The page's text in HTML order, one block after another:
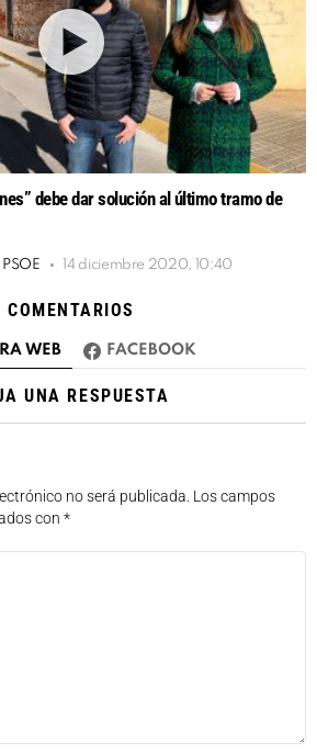
debe dar solución al último tramo de
14 diciembre 2020, 10:40
COMENTARIOS
WEB FACEBOOK
UNA RESPUESTA
no será publicada. Los campos
con *